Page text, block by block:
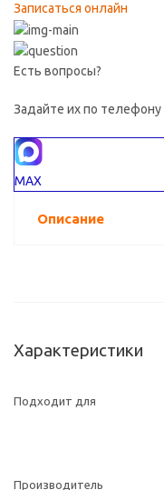
Записаться онлайн
Есть вопросы?
Задайте их по телефону
MAX
Описание
Характеристики
Подходит для
Производитель